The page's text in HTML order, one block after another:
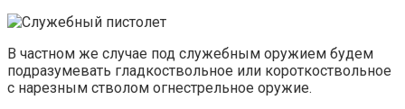
В частном же случае под служебным оружием будем
подразумевать гладкоствольное или короткоствольное
с нарезным стволом огнестрельное оружие.